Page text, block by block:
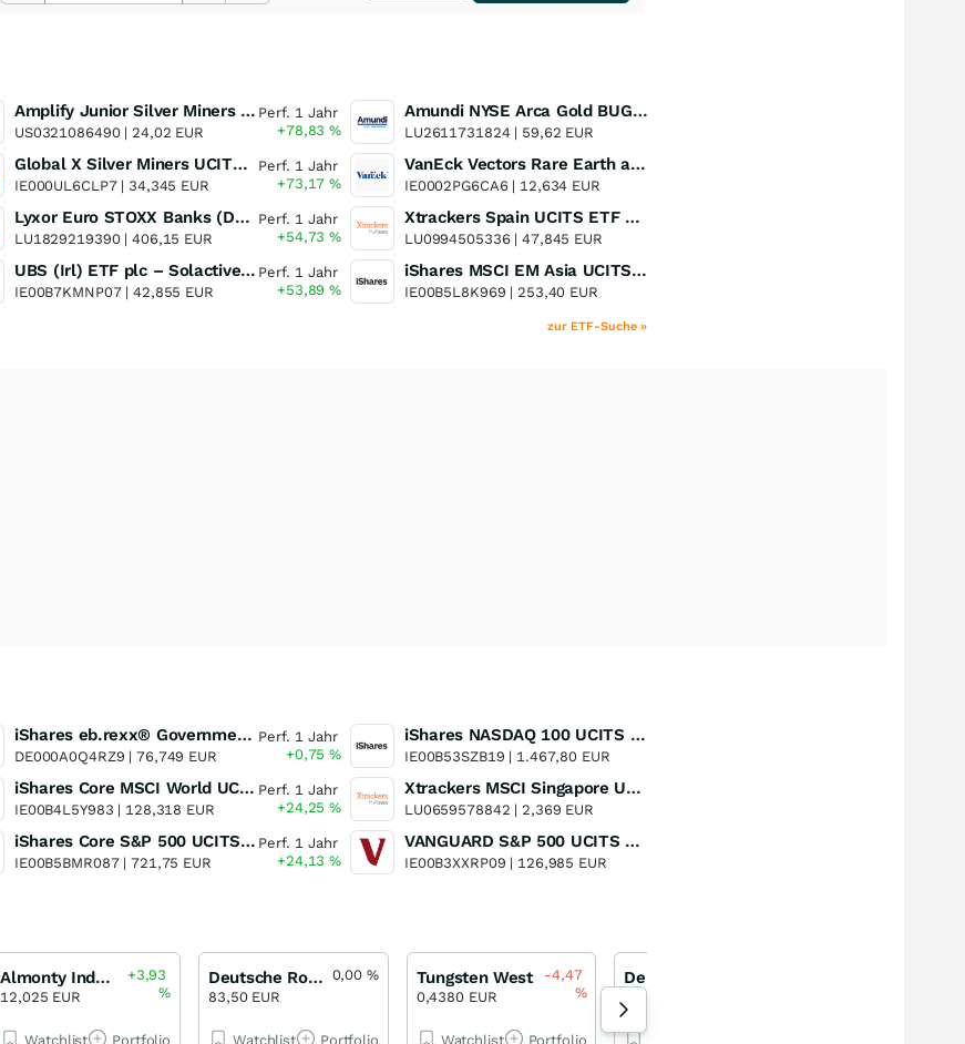
Amplify Junior Silver Miners ETF Junior Silver Miners ETF
US0321086490 | 24,02 EUR
Perf. 1 Jahr
+78,83%
Global X Silver Miners UCITS ETF
IE000UL6CLP7 | 34,345 EUR
Perf. 1 Jahr
+73,17%
Lyxor Euro STOXX Banks (DR) UCITS ETF- Acc
LU1829219390 |406,15 EUR
Perf. 1 Jahr
+54,73%
UBS (Irl) ETF plc – Solactive Global Pure Gold Miners UCITS ETF - A Dis USD o.N.
IE00B7KMNP07 |42,855 EUR
Perf. 1 Jahr
+53,89%
Amundi NYSE Arca Gold BUGS UCITS ETF Dist
LU2611731824 | 59,62 EUR
VanEck Vectors Rare Earth and Strategic Metals UCITS ETF
IE0002PG6CA6 | 12,634 EUR
Xtrackers Spain UCITS ETF Distribution
LU0994505336 |47,845 EUR
iShares MSCI EM Asia UCITS ETF
IE00B5L8K969 | 253,40 EUR
zur ETF-Suche »
iShares eb.rexx® Government Germany 0-
DE000A0Q4RZ9 |76,749 EUR
Perf. 1 Jahr
+0,75%
iShares Core MSCI World UCITS ETF
IE00B4L5Y983 | 128,318 EUR
Perf. 1 Jahr
+24,25%
iShares Core S&P 500 UCITS ETF
IE00B5BMR087 |721,75 EUR
Perf. 1 Jahr
+24,13%
iShares NASDAQ 100 UCITS ETF
IE00B53SZB19 | 1.467,80 EUR
Xtrackers MSCI Singapore UCITS ETF
LU0659578842 | 2,369 EUR
VANGUARD S&P 500 UCITS ETF
IE00B3XXRP09 | 126,985 EUR
Almonty Industries
12,025 EUR
+3,93
%
Watchlist Portfolio
Deutsche Rohstoff
83,50 EUR
0,00 %
Watchlist Portfolio
Tungsten West
0,4380 EUR
-4,47
%
Watchlist Portfolio